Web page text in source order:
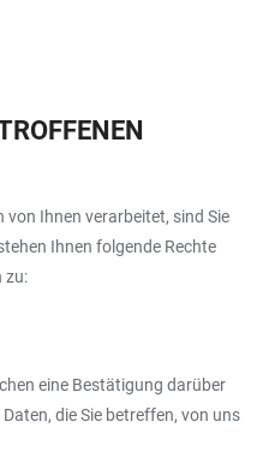
von Ihnen verarbeitet, sind Sie
Ihnen folgende Rechte
zu:
eine Bestätigung darüber
die Sie betreffen, von uns